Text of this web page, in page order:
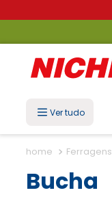
Ver tudo
Ferragens
Bucha